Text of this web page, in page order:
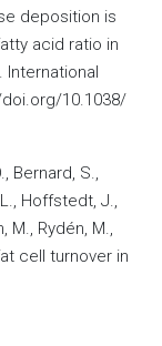
deposition is
acid ratio in
International
doi.org/10.1038/
Bernard, S.,
Hoffstedt, J.,
M., Rydén, M.,
cell turnover in